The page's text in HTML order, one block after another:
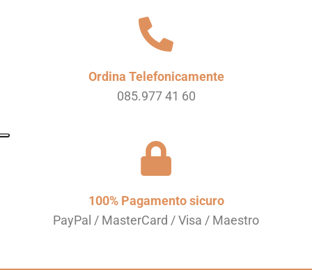
Ordina Telefonicamente
085.977 41 60
100% Pagamento sicuro
PayPal / MasterCard / Visa / Maestro